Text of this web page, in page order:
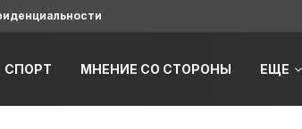
СПОРТ МНЕНИЕ СО СТОРОНЫ ЕЩЕ